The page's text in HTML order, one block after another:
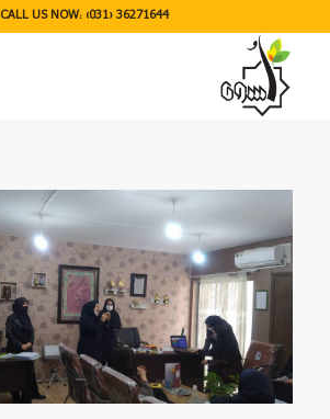
CALL US NOW: (031) 36271644